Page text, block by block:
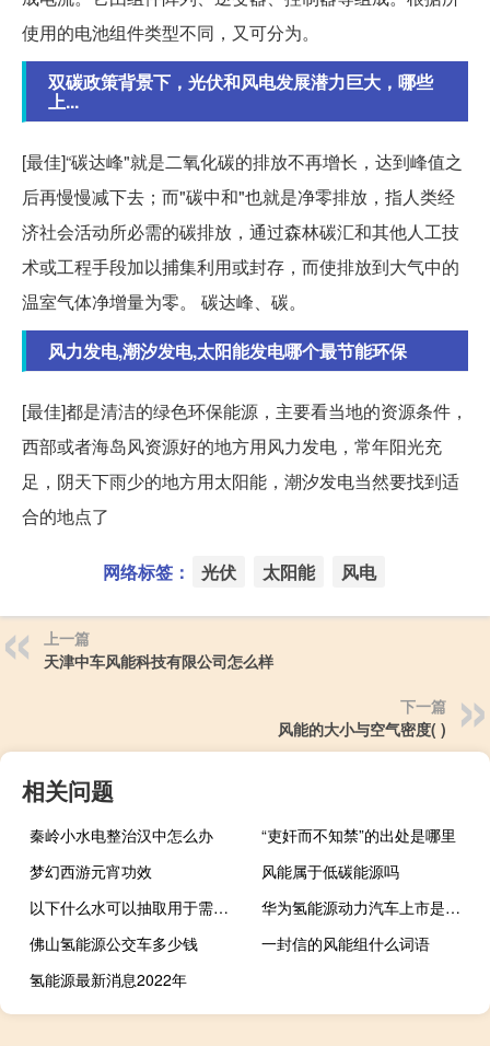
使用的电池组件类型不同，又可分为。
双碳政策背景下，光伏和风电发展潜力巨大，哪些
上...
[最佳]“碳达峰"就是二氧化碳的排放不再增长，达到峰值之
后再慢慢减下去；而"碳中和"也就是净零排放，指人类经
济社会活动所必需的碳排放，通过森林碳汇和其他人工技
术或工程手段加以捕集利用或封存，而使排放到大气中的
温室气体净增量为零。 碳达峰、碳。
风力发电,潮汐发电,太阳能发电哪个最节能环保
[最佳]都是清洁的绿色环保能源，主要看当地的资源条件，
西部或者海岛风资源好的地方用风力发电，常年阳光充
足，阴天下雨少的地方用太阳能，潮汐发电当然要找到适
合的地点了
网络标签： 光伏 太阳能 风电
上一篇
天津中车风能科技有限公司怎么样
下一篇
风能的大小与空气密度( )
相关问题
秦岭小水电整治汉中怎么办
“吏奸而不知禁”的出处是哪里
梦幻西游元宵功效
风能属于低碳能源吗
以下什么水可以抽取用于需要取水的地热能开发利用箱
华为氢能源动力汽车上市是真的吗
佛山氢能源公交车多少钱
一封信的风能组什么词语
氢能源最新消息2022年